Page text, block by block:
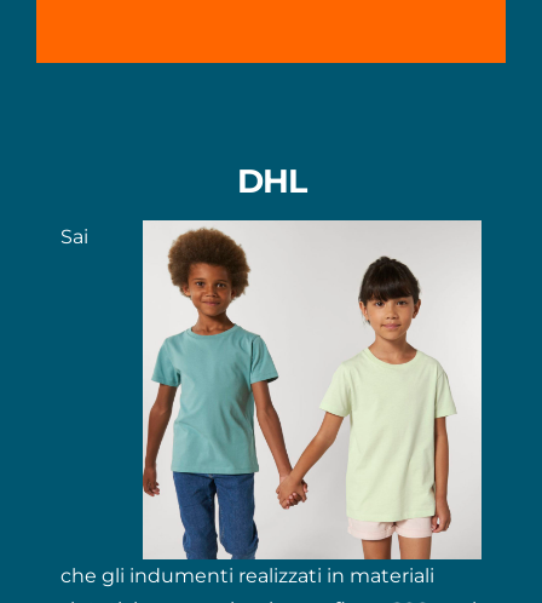
DHL
Sai
che gli indumenti realizzati in materiali